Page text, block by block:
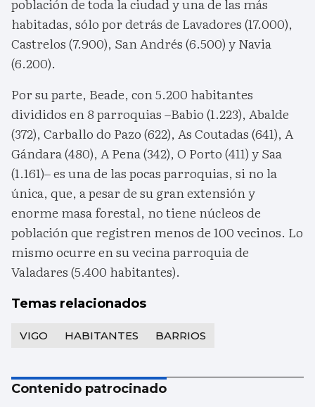
población de toda la ciudad y una de las más
habitadas, sólo por detrás de Lavadores (17.000),
Castrelos (7.900), San Andrés (6.500) y Navia
(6.200).
Por su parte, Beade, con 5.200 habitantes
divididos en 8 parroquias –Babio (1.223), Abalde
(372), Carballo do Pazo (622), As Coutadas (641), A
Gándara (480), A Pena (342), O Porto (411) y Saa
(1.161)– es una de las pocas parroquias, si no la
única, que, a pesar de su gran extensión y
enorme masa forestal, no tiene núcleos de
población que registren menos de 100 vecinos. Lo
mismo ocurre en su vecina parroquia de
Valadares (5.400 habitantes).
Temas relacionados
VIGO HABITANTES BARRIOS
Contenido patrocinado